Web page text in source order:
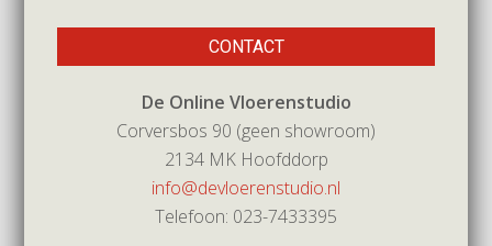
CONTACT
De Online Vloerenstudio
Corversbos 90 (geen showroom)
2134 MK Hoofddorp
info@devloerenstudio.nl
Telefoon: 023-7433395